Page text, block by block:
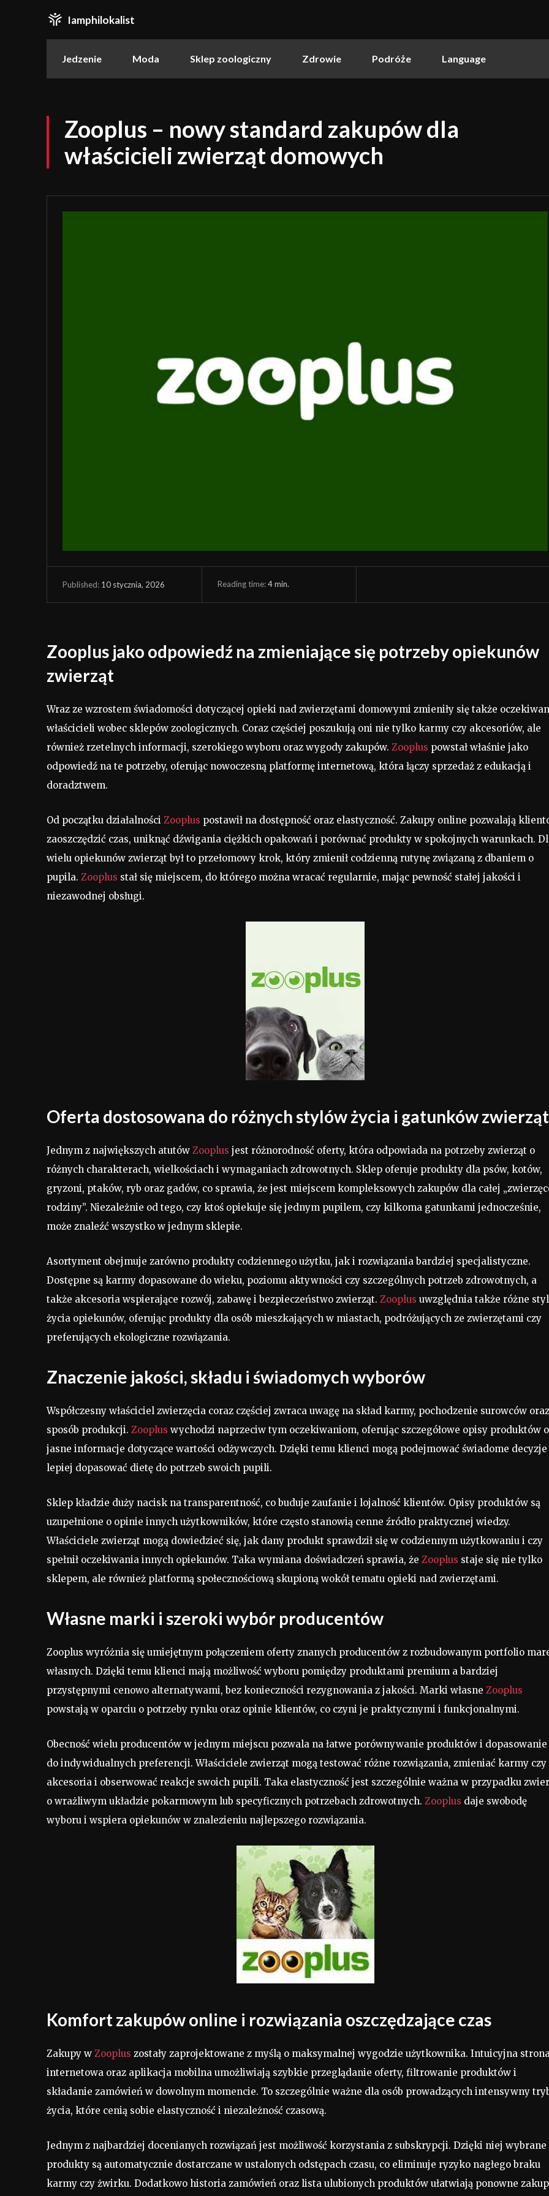
Iamphilokalist
Jedzenie Moda Sklep zoologiczny Zdrowie Podróże Language
Zooplus – nowy standard zakupów dla
właścicieli zwierząt domowych
Published: 10 stycznia, 2026 Reading time:4min.
Zooplus jako odpowiedź na zmieniające się potrzeby opiekunów
zwierząt
Wraz ze wzrostem świadomości dotyczącej opieki nad zwierzętami domowymi zmieniły się także
właścicieli wobec sklepów zoologicznych. Coraz częściej poszukują oni nie tylko karmy czy akcesoriów, ale
również rzetelnych informacji, szerokiego wyboru oraz wygody zakupów. Zooplus powstał właśnie jako
odpowiedź na te potrzeby, oferując nowoczesną platformę internetową, która łączy sprzedaż z edukacją i
doradztwem.
Od początku działalności Zooplus postawił na dostępność oraz elastyczność. Zakupy online pozwalają
zaoszczędzić czas, uniknąć dźwigania ciężkich opakowań i porównać produkty w spokojnych warunkach.
wielu opiekunów zwierząt był to przełomowy krok, który zmienił codzienną rutynę związaną z dbaniem o
pupila. Zooplus stał się miejscem, do którego można wracać regularnie, mając pewność stałej jakości i
niezawodnej obsługi.
Oferta dostosowana do różnych stylów życia i gatunków zwierząt
Jednym z największych atutów Zooplus jest różnorodność oferty, która odpowiada na potrzeby zwierząt o
różnych charakterach, wielkościach i wymaganiach zdrowotnych. Sklep oferuje produkty dla psów, kotów,
gryzoni, ptaków, ryb oraz gadów, co sprawia, że jest miejscem kompleksowych zakupów dla całej
rodziny”. Niezależnie od tego, czy ktoś opiekuje się jednym pupilem, czy kilkoma gatunkami jednocześnie,
może znaleźć wszystko w jednym sklepie.
Asortyment obejmuje zarówno produkty codziennego użytku, jak i rozwiązania bardziej specjalistyczne.
Dostępne są karmy dopasowane do wieku, poziomu aktywności czy szczególnych potrzeb zdrowotnych, a
także akcesoria wspierające rozwój, zabawę i bezpieczeństwo zwierząt. Zooplus uwzględnia także różne
życia opiekunów, oferując produkty dla osób mieszkających w miastach, podróżujących ze zwierzętami czy
preferujących ekologiczne rozwiązania.
Znaczenie jakości, składu i świadomych wyborów
Współczesny właściciel zwierzęcia coraz częściej zwraca uwagę na skład karmy, pochodzenie surowców oraz
sposób produkcji. Zooplus wychodzi naprzeciw tym oczekiwaniom, oferując szczegółowe opisy produktów
jasne informacje dotyczące wartości odżywczych. Dzięki temu klienci mogą podejmować świadome
lepiej dopasować dietę do potrzeb swoich pupili.
Sklep kładzie duży nacisk na transparentność, co buduje zaufanie i lojalność klientów. Opisy produktów są
uzupełnione o opinie innych użytkowników, które często stanowią cenne źródło praktycznej wiedzy.
Właściciele zwierząt mogą dowiedzieć się, jak dany produkt sprawdził się w codziennym użytkowaniu i czy
spełnił oczekiwania innych opiekunów. Taka wymiana doświadczeń sprawia, że Zooplus staje się nie tylko
sklepem, ale również platformą społecznościową skupioną wokół tematu opieki nad zwierzętami.
Własne marki i szeroki wybór producentów
Zooplus wyróżnia się umiejętnym połączeniem oferty znanych producentów z rozbudowanym portfolio
własnych. Dzięki temu klienci mają możliwość wyboru pomiędzy produktami premium a bardziej
przystępnymi cenowo alternatywami, bez konieczności rezygnowania z jakości. Marki własne Zooplus
powstają w oparciu o potrzeby rynku oraz opinie klientów, co czyni je praktycznymi i funkcjonalnymi.
Obecność wielu producentów w jednym miejscu pozwala na łatwe porównywanie produktów i
do indywidualnych preferencji. Właściciele zwierząt mogą testować różne rozwiązania, zmieniać karmy czy
akcesoria i obserwować reakcje swoich pupili. Taka elastyczność jest szczególnie ważna w przypadku
o wrażliwym układzie pokarmowym lub specyficznych potrzebach zdrowotnych. Zooplus daje swobodę
wyboru i wspiera opiekunów w znalezieniu najlepszego rozwiązania.
Komfort zakupów online i rozwiązania oszczędzające czas
Zakupy w Zooplus zostały zaprojektowane z myślą o maksymalnej wygodzie użytkownika. Intuicyjna
internetowa oraz aplikacja mobilna umożliwiają szybkie przeglądanie oferty, filtrowanie produktów i
składanie zamówień w dowolnym momencie. To szczególnie ważne dla osób prowadzących intensywny
życia, które cenią sobie elastyczność i niezależność czasową.
Jednym z najbardziej docenianych rozwiązań jest możliwość korzystania z subskrypcji. Dzięki niej wybrane
produkty są automatycznie dostarczane w ustalonych odstępach czasu, co eliminuje ryzyko nagłego braku
karmy czy żwirku. Dodatkowo historia zamówień oraz lista ulubionych produktów ułatwiają ponowne